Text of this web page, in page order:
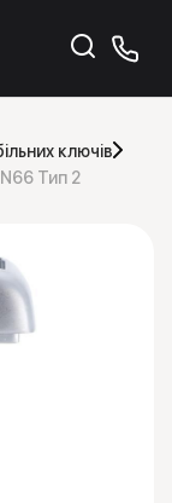
ключів
Тип 2